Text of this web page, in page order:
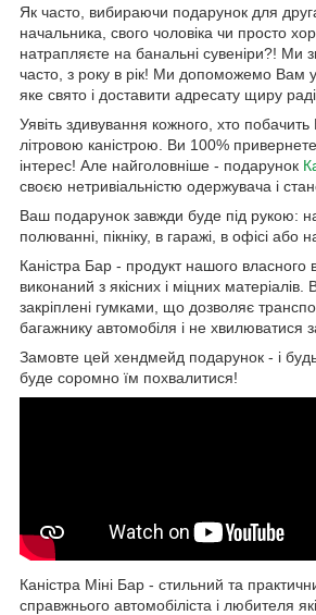
Як часто, вибираючи подарунок для
начальника, свого чоловіка чи просто
натрапляєте на банальні сувеніри?! Ми
часто, з року в рік! Ми допоможемо Вам
яке свято і доставити адресату щиру
Уявіть здивування кожного, хто побачить
літровою каністрою. Ви 100%
інтерес! Але найголовніше - подарунок
своєю нетривіальністю одержувача і
Ваш подарунок завжди буде під рукою:
полюванні, пікніку, в гаражі, в офісі або
Каністра Бар - продукт нашого власного
виконаний з якісних і міцних
закріплені гумками, що дозволяє
багажнику автомобіля і не хвилюватися за
Замовте цей хендмейд подарунок - і
буде соромно їм похвалитися!
Каністра Міні Бар - стильний та
справжнього автомобіліста і любителя